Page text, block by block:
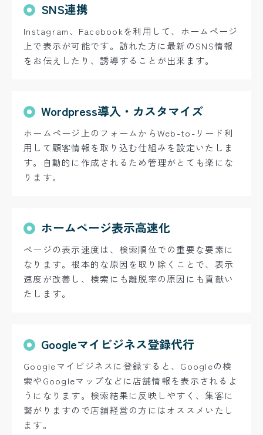
SNS連携
Instagram、Facebookを利用して、ホームページ
上で表示が可能です。訪れた方に最新のSNS情報
をお伝えしたり、誘導することが出来ます。
Wordpress導入・カスタマイズ
ホームページ上のフォームからWeb-to-リード利
用して顧客情報を取り込む仕組みを設定いたしま
す。自動的に作成されるため管理がとても楽にな
ります。
ホームページ表示高速化
ページの表示速度は、検索順位での重要な要素に
なります。根本的な原因を取り除くことで、表示
速度が改善し、検索にも離脱率の原因にも貢献い
たします。
Googleマイビジネス登録代行
Googleマイビジネスに登録すると、Googleの検
索やGoogleマップなどに店舗情報を表示されるよ
うになります。検索結果に反映しやすく、集客に
繋がりますので店舗経営の方にはオススメいたし
ます。